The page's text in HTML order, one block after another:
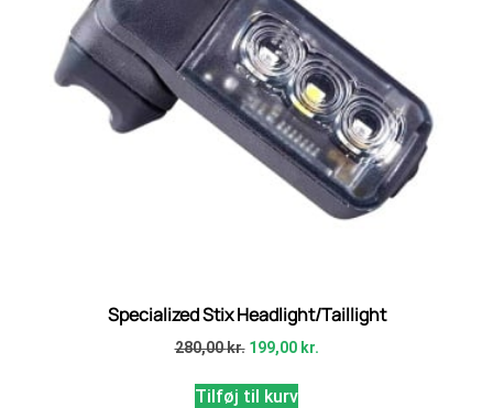
Specialized Stix Headlight/Taillight
280,00kr. 199,00 kr.
Tilføj til kurv